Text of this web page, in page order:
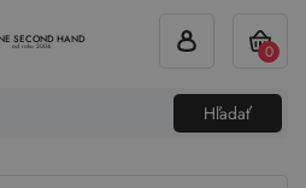
SECOND HAND
od roku 2004
Hľadať
0